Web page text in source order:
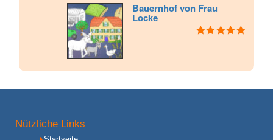
Bauernhof von Frau
Locke
Nützliche Links